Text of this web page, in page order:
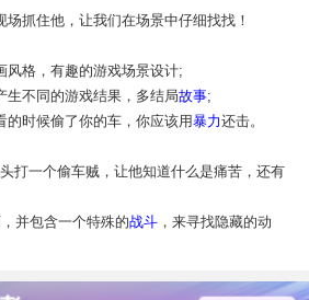
抓住他，让我们在场景中仔细找找！
风格，有趣的游戏场景设计;
生不同的游戏结果，多结局故事;
的时候偷了你的车，你应该用暴力还击。
打一个偷车贼，让他知道什么是痛苦，还有
并包含一个特殊的战斗 ，来寻找隐藏的动